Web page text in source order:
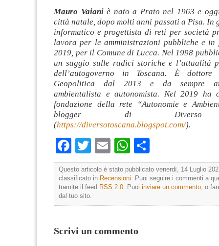
Mauro Vaiani è nato a Prato nel 1963 e
città natale, dopo molti anni passati a Pisa. In
informatico e progettista di reti per società
lavora per le amministrazioni pubbliche e in
2019, per il Comune di Lucca. Nel 1998
un saggio sulle radici storiche e l’attualità
dell’autogoverno in Toscana. È
Geopolitica dal 2013 e da sempre
ambientalista e autonomista. Nel 2019 ha
fondazione della rete “Autonomie e
blogger di Diverso
(https://diversotoscana.blogspot.com/).
Facebook
TwitterEmailWhatsApp
Questo articolo è stato pubblicato venerdì, 14 Luglio
classificato in Recensioni. Puoi seguire i commenti a
tramite il feed RSS 2.0. Puoi inviare un commento, o
dal tuo sito.
Scrivi un commento